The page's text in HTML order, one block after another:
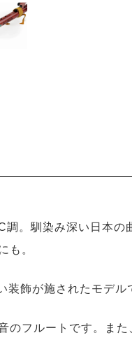
。馴染み深い日本の
も。
飾が施されたモデル
のフルートです。ま